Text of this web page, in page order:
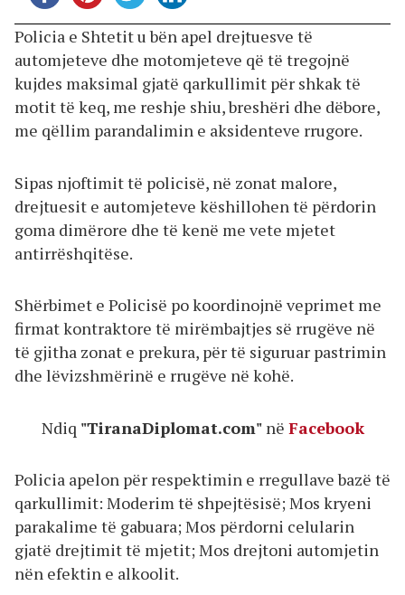
Policia e Shtetit u bën apel drejtuesve të
automjeteve dhe motomjeteve që të tregojnë
kujdes maksimal gjatë qarkullimit për shkak të
motit të keq, me reshje shiu, breshëri dhe dëbore,
me qëllim parandalimin e aksidenteve rrugore.
Sipas njoftimit të policisë, në zonat malore,
drejtuesit e automjeteve këshillohen të përdorin
goma dimërore dhe të kenë me vete mjetet
antirrëshqitëse.
Shërbimet e Policisë po koordinojnë veprimet me
firmat kontraktore të mirëmbajtjes së rrugëve në
të gjitha zonat e prekura, për të siguruar pastrimin
dhe lëvizshmërinë e rrugëve në kohë.
Ndiq "TiranaDiplomat.com" në Facebook
Policia apelon për respektimin e rregullave bazë të
qarkullimit: Moderim të shpejtësisë; Mos kryeni
parakalime të gabuara; Mos përdorni celularin
gjatë drejtimit të mjetit; Mos drejtoni automjetin
nën efektin e alkoolit.